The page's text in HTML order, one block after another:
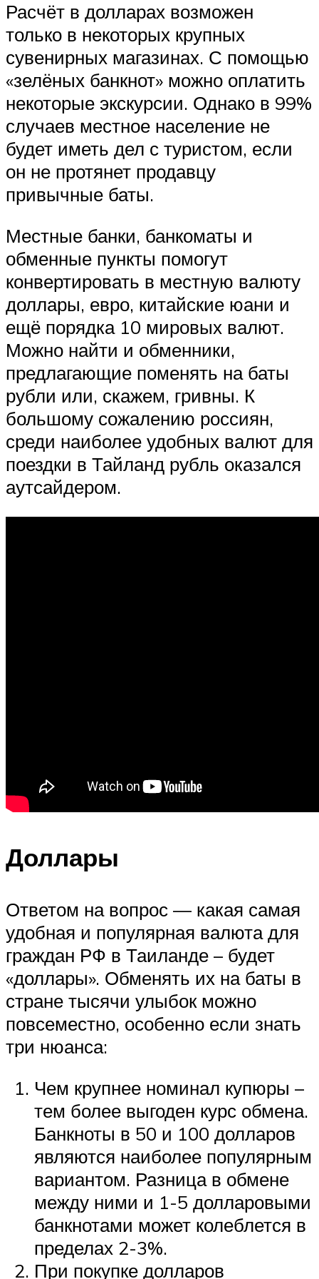
Расчёт в долларах возможен
только в некоторых крупных
сувенирных магазинах. С помощью
«зелёных банкнот» можно оплатить
некоторые экскурсии. Однако в 99%
случаев местное население не
будет иметь дел с туристом, если
он не протянет продавцу
привычные баты.
Местные банки, банкоматы и
обменные пункты помогут
конвертировать в местную валюту
доллары, евро, китайские юани и
ещё порядка 10 мировых валют.
Можно найти и обменники,
предлагающие поменять на баты
рубли или, скажем, гривны. К
большому сожалению россиян,
среди наиболее удобных валют для
поездки в Тайланд рубль оказался
аутсайдером.
Доллары
Ответом на вопрос — какая самая
удобная и популярная валюта для
граждан РФ в Таиланде – будет
«доллары». Обменять их на баты в
стране тысячи улыбок можно
повсеместно, особенно если знать
три нюанса:
Чем крупнее номинал купюры –
тем более выгоден курс обмена.
Банкноты в 50 и 100 долларов
являются наиболее популярным
вариантом. Разница в обмене
между ними и 1-5 долларовыми
банкнотами может колеблется в
пределах 2-3%.
При покупке долларов